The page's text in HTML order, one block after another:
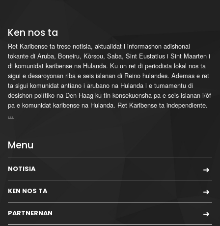
Ken nos ta
Ret Karibense ta trese notisia, aktualidat i informashon adishonal
tokante di Aruba, Boneiru, Kòrsou, Saba, Sint Eustatius i Sint Maarten i
di komunidat karibense na Hulanda. Ku un ret di periodista lokal nos ta
sigui e desaroyonan riba e seis islanan di Reino hulandes. Ademas e ret
ta sigui komunidat antiano i arubano na Hulanda i e tumamentu di
desishon polítiko na Den Haag ku tin konsekuensha pa e seis islanan i/òf
pa e komunidat karibense na Hulanda. Ret Karibense ta independiente.
...
Menu
NOTISIA
KEN NOS TA
PARTNERNAN